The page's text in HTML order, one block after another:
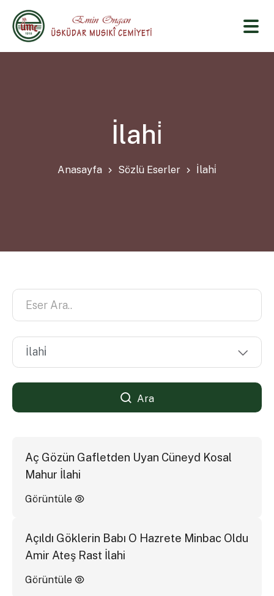
İlahi̇
Anasayfa Sözlü Eserler İlahi̇
Ara
Aç Gözün Gafletden Uyan Cüneyd Kosal
Mahur İlahi
Görüntüle
Açıldı Göklerin Babı O Hazrete Minbac Oldu
Amir Ateş Rast İlahi
Görüntüle